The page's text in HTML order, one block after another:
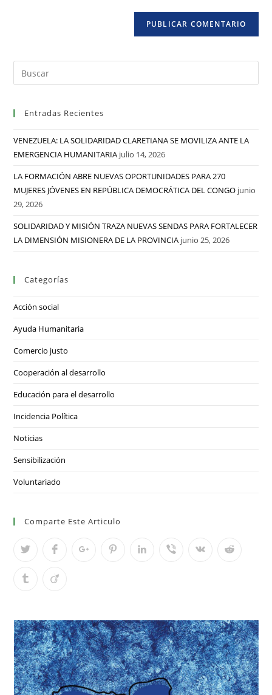
Entradas Recientes
VENEZUELA: LA SOLIDARIDAD CLARETIANA SE MOVILIZA ANTE LA
EMERGENCIA HUMANITARIA julio 14, 2026
LA FORMACIÓN ABRE NUEVAS OPORTUNIDADES PARA 270
MUJERES JÓVENES EN REPÚBLICA DEMOCRÁTICA DEL CONGO junio
29, 2026
SOLIDARIDAD Y MISIÓN TRAZA NUEVAS SENDAS PARA FORTALECER
LA DIMENSIÓN MISIONERA DE LA PROVINCIA junio 25, 2026
Categorías
Acción social
Ayuda Humanitaria
Comercio justo
Cooperación al desarrollo
Educación para el desarrollo
Incidencia Política
Noticias
Sensibilización
Voluntariado
Comparte Este Articulo